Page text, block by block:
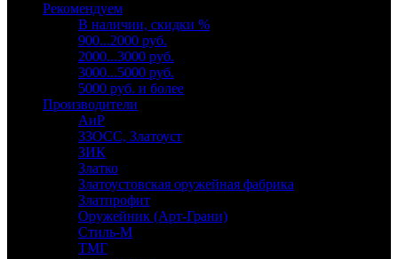
Рекомендуем
В наличии, скидки %
900...2000 руб.
2000...3000 руб.
3000...5000 руб.
5000 руб. и более
Производители
АиР
ЗЗОСС, Златоуст
ЗИК
Златко
Златоустовская оружейная фабрика
Златпрофит
Оружейник (Арт-Грани)
Стиль-М
ТМГ